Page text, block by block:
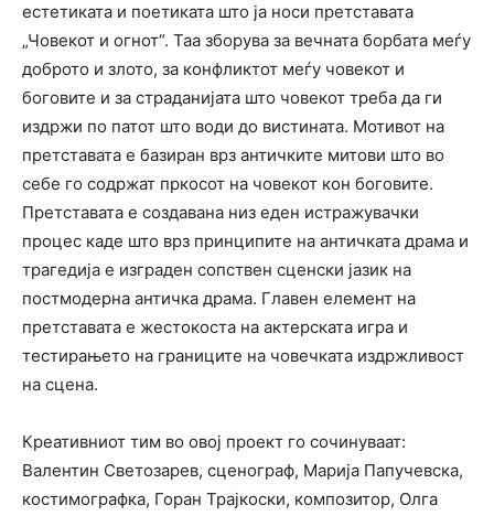
естетиката и поетиката што ја носи претставата
„Човекот и огнот“. Таа зборува за вечната борбата меѓу
доброто и злото, за конфликтот меѓу човекот и
боговите и за страданијата што човекот треба да ги
издржи по патот што води до вистината. Мотивот на
претставата е базиран врз античките митови што во
себе го содржат пркосот на човекот кон боговите.
Претставата е создавана низ еден истражувачки
процес каде што врз принципите на античката драма и
трагедија е изграден сопствен сценски јазик на
постмодерна античка драма. Главен елемент на
претставата е жестокоста на актерската игра и
тестирањето на границите на човечката издржливост
на сцена.
Креативниот тим во овој проект го сочинуваат:
Валентин Светозарев, сценограф, Марија Папучевска,
костимографка, Горан Трајкоски, композитор, Олга